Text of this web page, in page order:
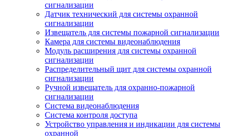
сигнализации
Датчик технический для системы охранной
сигнализации
Извещатель для системы пожарной сигнализации
Камера для системы видеонаблюдения
Модуль расширения для системы охранной
сигнализации
Распределительный щит для системы охранной
сигнализации
Ручной извещатель для охранно-пожарной
сигнализации
Система видеонаблюдения
Система контроля доступа
Устройство управления и индикации для системы
охранной